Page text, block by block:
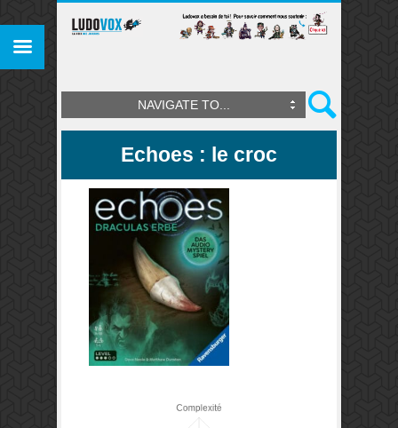
NAVIGATE TO...
Echoes : le croc